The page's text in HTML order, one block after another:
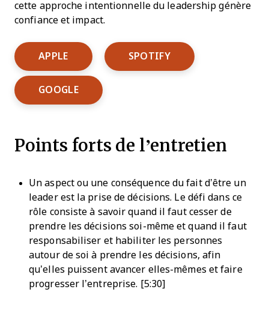
cette approche intentionnelle du leadership génère
confiance et impact.
APPLEOpens New Window
SPOTIFYOpens New Window
GOOGLEOpens New Window
Points forts de l’entretien
Un aspect ou une conséquence du fait d’être un
leader est la prise de décisions. Le défi dans ce
rôle consiste à savoir quand il faut cesser de
prendre les décisions soi-même et quand il faut
responsabiliser et habiliter les personnes
autour de soi à prendre les décisions, afin
qu’elles puissent avancer elles-mêmes et faire
progresser l’entreprise. [5:30]